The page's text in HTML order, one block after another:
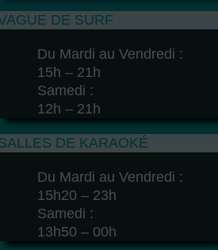
DE SURF
Du Mardi au Vendredi :
15h – 21h
Samedi :
12h – 21h
DE KARAOKÉ
Du Mardi au Vendredi :
15h20 – 23h
Samedi :
13h50 – 00h